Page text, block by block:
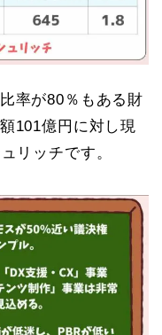
率が80％もある財
101億円に対し現
リッチです。